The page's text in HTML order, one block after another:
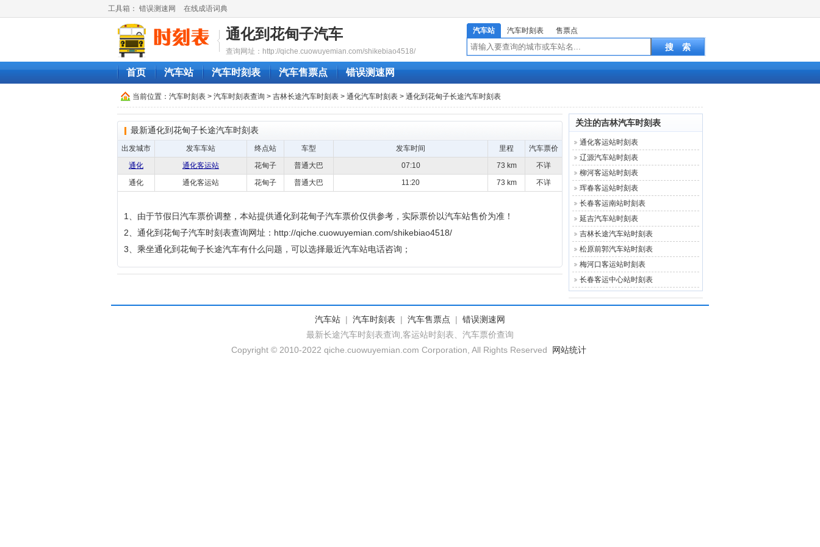
工具箱： 错误测速网 在线成语词典
通化到花甸子汽车
查询网址：http://qiche.cuowuyemian.com/shikebiao4518/
汽车站 汽车时刻表 售票点
首页 汽车站 汽车时刻表 汽车售票点 错误测速网
当前位置： 汽车时刻表 > 汽车时刻表查询 > 吉林长途汽车时刻表 > 通化汽车时刻表 > 通化到花甸子长途汽车时刻表
最新通化到花甸子长途汽车时刻表
出发城市 发车车站 终点站 车型 发车时间 里程
汽车票价
通化
通化客运站 花甸子 普通大巴 07:10 73 km
不详
通化
通化客运站 花甸子 普通大巴 11:20 73 km 不详
1、由于节假日汽车票价调整，本站提供通化到花甸子汽车票价仅供参考，实际票价以汽车站售价为准！
2、通化到花甸子汽车时刻表查询网址：http://qiche.cuowuyemian.com/shikebiao4518/
3、乘坐通化到花甸子长途汽车有什么问题，可以选择最近汽车站电话咨询；
关注的吉林汽车时刻表
通化客运站时刻表
辽源汽车站时刻表
柳河客运站时刻表
珲春客运站时刻表
长春客运南站时刻表
延吉汽车站时刻表
吉林长途汽车站时刻表
松原前郭汽车站时刻表
梅河口客运站时刻表
长春客运中心站时刻表
汽车站 | 汽车时刻表 | 汽车售票点 | 错误测速网
最新长途汽车时刻表查询,客运站时刻表、汽车票价查询
Copyright © 2010-2022 qiche.cuowuyemian.com Corporation, All Rights Reserved
网站统计